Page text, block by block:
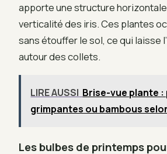
apporte une structure
verticalité des iris. Ces plantes
sans étouffer le sol, ce qui laisse
autour des collets.
LIRE AUSSI Brise-vue plante
grimpantes ou bambous
Les bulbes de printemps